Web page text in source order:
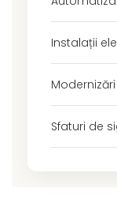
Instalații
Sfaturi de